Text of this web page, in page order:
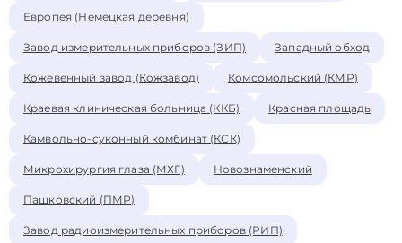
Европея (Немецкая деревня)
Завод измерительных приборов (ЗИП) Западный обход
Кожевенный завод (Кожзавод) Комсомольский (КМР)
Краевая клиническая больница (ККБ) Красная площадь
Камвольно-суконный комбинат (КСК)
Микрохирургия глаза (МХГ) Новознаменский
Пашковский (ПМР)
Завод радиоизмерительных приборов (РИП)